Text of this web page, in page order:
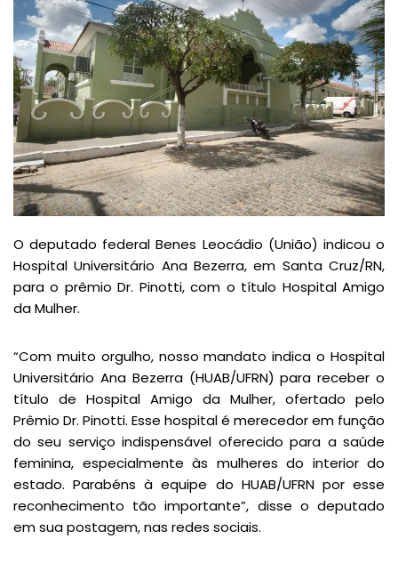
O deputado federal Benes Leocádio (União) indicou o
Hospital Universitário Ana Bezerra, em Santa Cruz/RN,
para o prêmio Dr. Pinotti, com o título Hospital Amigo
da Mulher.
“Com muito orgulho, nosso mandato indica o Hospital
Universitário Ana Bezerra (HUAB/UFRN) para receber o
título de Hospital Amigo da Mulher, ofertado pelo
Prêmio Dr. Pinotti. Esse hospital é merecedor em função
do seu serviço indispensável oferecido para a saúde
feminina, especialmente às mulheres do interior do
estado. Parabéns à equipe do HUAB/UFRN por esse
reconhecimento tão importante”, disse o deputado
em sua postagem, nas redes sociais.